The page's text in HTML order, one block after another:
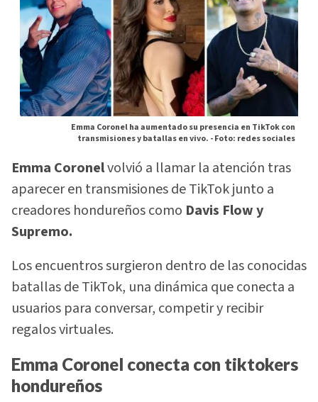
Emma Coronel ha aumentado su presencia en TikTok con
transmisiones y batallas en vivo. -Foto: redes sociales
Emma Coronelvolvió a llamar la atención tras
aparecer en transmisiones de TikTok junto a
creadores hondureños como Davis Flow y
Supremo.
Los encuentros surgieron dentro de las conocidas
batallas de TikTok, una dinámica que conecta a
usuarios para conversar, competir y recibir
regalos virtuales.
Emma Coronel conecta con tiktokers
hondureños